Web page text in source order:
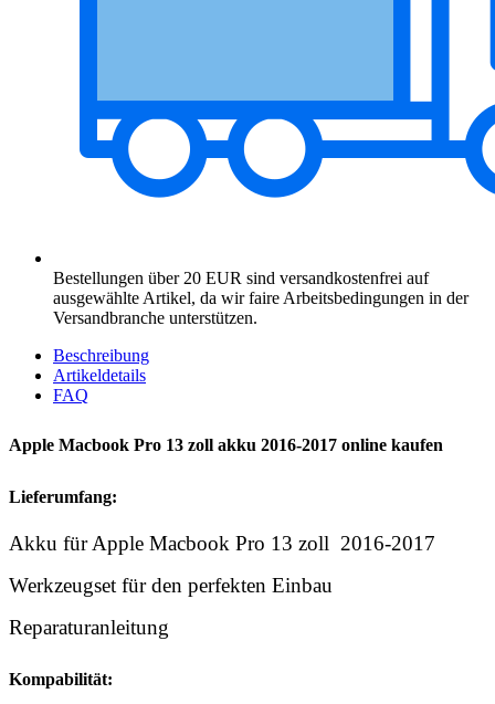
Bestellungen über 20 EUR sind versandkostenfrei auf
ausgewählte Artikel, da wir faire Arbeitsbedingungen in der
Versandbranche unterstützen.
Beschreibung
Artikeldetails
FAQ
Apple Macbook Pro 13 zoll akku 2016-2017 online kaufen
Lieferumfang:
Akku für Apple Macbook Pro 13 zoll 2016-2017
Werkzeugset für den perfekten Einbau
Reparaturanleitung
Kompabilität: